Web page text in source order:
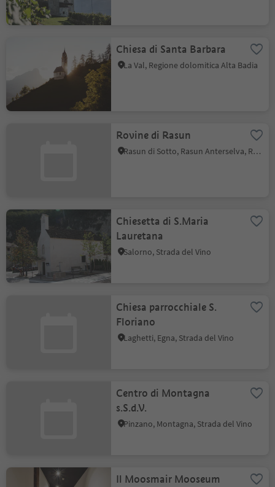
Chiesa di Santa Barbara
La Val, Regione dolomitica Alta Badia
Rovine di Rasun
Rasun di Sotto, Rasun Anterselva, Regione dolomitica Plan de Corones
Chiesetta di S.Maria
Lauretana
Salorno, Strada del Vino
Chiesa parrocchiale S.
Floriano
Laghetti, Egna, Strada del Vino
Centro di Montagna
s.S.d.V.
Pinzano, Montagna, Strada del Vino
Il Moosmair Mooseum